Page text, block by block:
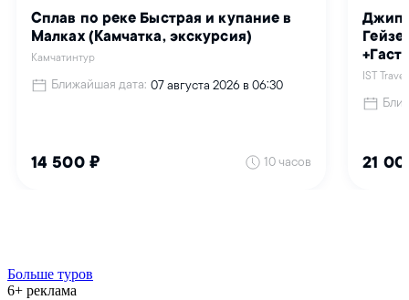
Больше туров
6+ реклама